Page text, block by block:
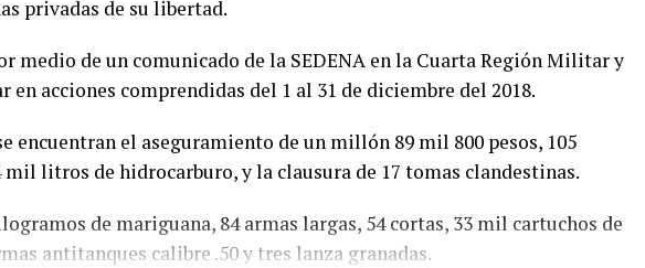
privadas de su libertad.
medio de un comunicado de la SEDENA en la Cuarta Región Militar y
acciones comprendidas del 1 al 31 de diciembre del 2018.
encuentran el aseguramiento de un millón 89 mil 800 pesos, 105
mil litros de hidrocarburo, y la clausura de 17 tomas clandestinas.
de mariguana, 84 armas largas, 54 cortas, 33 mil cartuchos de
antitanques calibre .50 y tres lanza granadas.